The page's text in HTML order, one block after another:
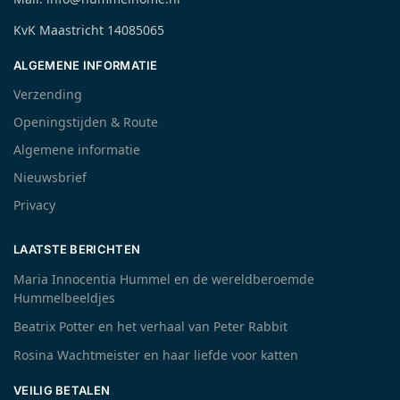
KvK Maastricht 14085065
ALGEMENE INFORMATIE
Verzending
Openingstijden & Route
Algemene informatie
Nieuwsbrief
Privacy
LAATSTE BERICHTEN
Maria Innocentia Hummel en de wereldberoemde
Hummelbeeldjes
Beatrix Potter en het verhaal van Peter Rabbit
Rosina Wachtmeister en haar liefde voor katten
VEILIG BETALEN